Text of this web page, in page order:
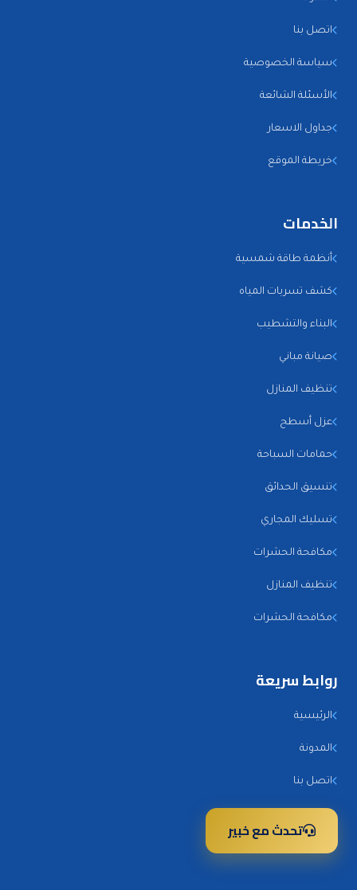
اتصل بنا
سياسة الخصوصية
الأسئلة الشائعة
جداول الاسعار
خريطة الموقع
الخدمات
أنظمة طاقة شمسية
كشف تسربات المياه
البناء والتشطيب
صيانة مباني
تنظيف المنازل
عزل أسطح
حمامات السباحة
تنسيق الحدائق
تسليك المجاري
مكافحة الحشرات
تنظيف المنازل
مكافحة الحشرات
روابط سريعة
الرئيسية
المدونة
اتصل بنا
تحدث مع خبير